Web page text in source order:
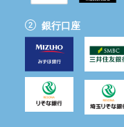
銀行口座